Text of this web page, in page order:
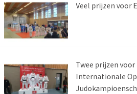
Veel prijzen voor
Twee prijzen
Internationale